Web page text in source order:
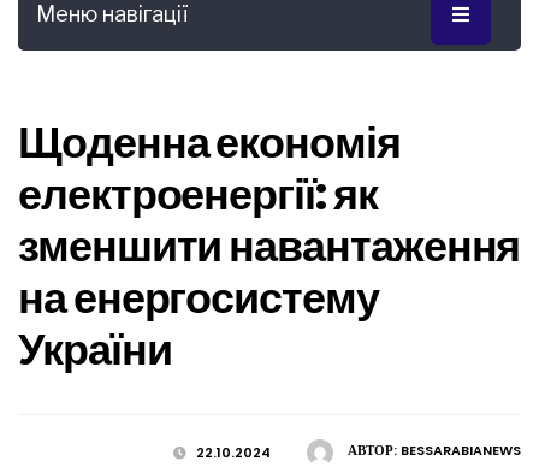
Меню навігації
Щоденна економія
електроенергії: як
зменшити навантаження
на енергосистему
України
АВТОР: BESSARABIANEWS
22.10.2024